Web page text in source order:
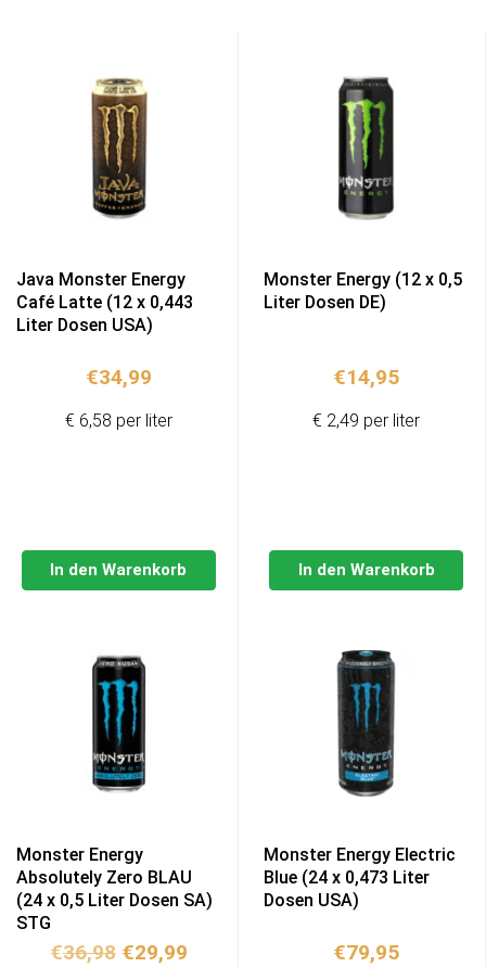
Java Monster Energy
Café Latte (12 x 0,443
Liter Dosen USA)
€34,99
In den Warenkorb
€ 6,58 per liter
Monster Energy (12 x 0,5
Liter Dosen DE)
€14,95
In den Warenkorb
€ 2,49 per liter
Monster Energy
Absolutely Zero BLAU
(24 x 0,5 Liter Dosen SA)
STG
€36,98 Ursprünglicher
€29,99Aktueller
Monster Energy Electric
Blue (24 x 0,473 Liter
Dosen USA)
€79,95